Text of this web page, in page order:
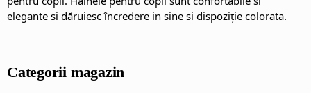
elegante si dăruiesc încredere in sine si dispoziție colorata.
Categorii magazin